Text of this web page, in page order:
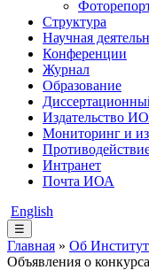
Структура
Научная
Конференции
Журнал
Образование
Издательство
Мониторинг и
Интранет
Почта ИОА
English
☰
Главная » Об
Объявления о